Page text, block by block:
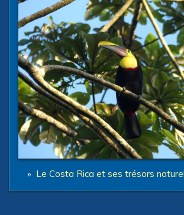
» Le Costa Rica et ses trésors